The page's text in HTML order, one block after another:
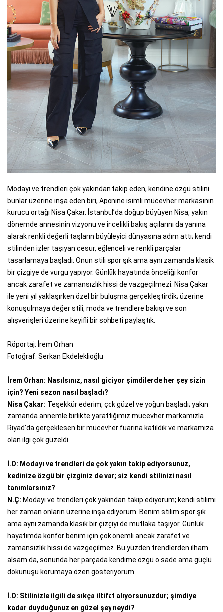
Modayı ve trendleri çok yakından takip eden, kendine özgü stilini
bunlar üzerine inşa eden biri, Aponine isimli mücevher markasının
kurucu ortağı Nisa Çakar. İstanbul’da doğup büyüyen Nisa, yakın
dönemde annesinin vizyonu ve incelikli bakış açılarını da yanına
alarak renkli değerli taşların büyüleyici dünyasına adım attı; kendi
stilinden izler taşıyan cesur, eğlenceli ve renkli parçalar
tasarlamaya başladı. Onun stili spor şık ama aynı zamanda klasik
bir çizgiye de vurgu yapıyor. Günlük hayatında önceliği konfor
ancak zarafet ve zamansızlık hissi de vazgeçilmezi. Nisa Çakar
ile yeni yıl yaklaşırken özel bir buluşma gerçekleştirdik; üzerine
konuşulmaya değer stili, moda ve trendlere bakışı ve son
alışverişleri üzerine keyifli bir sohbeti paylaştık.
Röportaj: İrem Orhan
Fotoğraf: Serkan Ekdeleklioğlu
İrem Orhan: Nasılsınız, nasıl gidiyor şimdilerde her şey sizin
için? Yeni sezon nasıl başladı?
Nisa Çakar: Teşekkür ederim, çok güzel ve yoğun başladı; yakın
zamanda annemle birlikte yarattığımız mücevher markamızla
Riyad'da gerçeklesen bir mücevher fuarına katıldık ve markamıza
olan ilgi çok güzeldi.
İ.O: Modayı ve trendleri de çok yakın takip ediyorsunuz,
kedinize özgü bir çizginiz de var; siz kendi stilinizi nasıl
tanımlarsınız?
N.Ç: Modayı ve trendleri çok yakından takip ediyorum; kendi stilimi
her zaman onların üzerine inşa ediyorum. Benim stilim spor şık
ama aynı zamanda klasik bir çizgiyi de mutlaka taşıyor. Günlük
hayatımda konfor benim için çok önemli ancak zarafet ve
zamansızlık hissi de vazgeçilmez. Bu yüzden trendlerden ilham
alsam da, sonunda her parçada kendime özgü o sade ama güçlü
dokunuşu korumaya özen gösteriyorum.
İ.O: Stilinizle ilgili de sıkça iltifat alıyorsunuzdur; şimdiye
kadar duyduğunuz en güzel şey neydi?